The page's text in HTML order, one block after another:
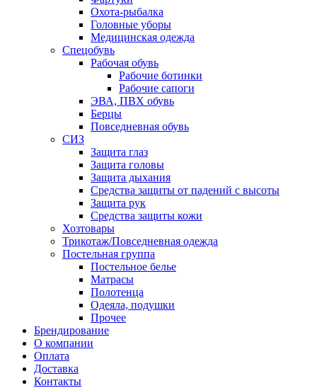
Охота-рыбалка
Головные уборы
Медицинская одежда
Спецобувь
Рабочая обувь
Рабочие ботинки
Рабочие сапоги
ЭВА, ПВХ обувь
Берцы
Повседневная обувь
СИЗ
Защита глаз
Защита головы
Защита дыхания
Средства защиты от падений с высоты
Защита рук
Средства защиты кожи
Хозтовары
Трикотаж/Повседневная одежда
Постельная группа
Постельное белье
Матрасы
Полотенца
Одеяла, подушки
Прочее
Брендирование
О компании
Оплата
Доставка
Контакты